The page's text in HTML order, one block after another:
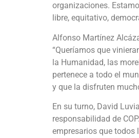
organizaciones.
libre, equitativo,
Alfonso Martínez
“Queríamos que
la Humanidad, las
pertenece a todo el
y que la disfruten
En su turno, David
responsabilidad de
empresarios que todos